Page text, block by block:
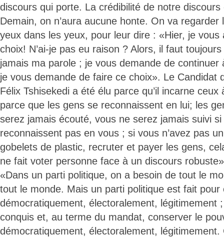
discours qui porte. La crédibilité de notre
Demain, on n’aura aucune honte. On va
yeux dans les yeux, pour leur dire : «Hier, je vous
choix! N’ai-je pas eu raison ? Alors, il faut
jamais ma parole ; je vous demande de continuer
je vous demande de faire ce choix». Le Candidat
Félix Tshisekedi a été élu parce qu’il incarne ceux
parce que les gens se reconnaissent en lui; les
serez jamais écouté, vous ne serez jamais suivi
reconnaissent pas en vous ; si vous n’avez pas
gobelets de plastic, recruter et payer les gens,
ne fait voter personne face à un discours
«Dans un parti politique, on a besoin de tout le
tout le monde. Mais un parti politique est fait pour
démocratiquement, électoralement, légitimement
conquis et, au terme du mandat, conserver le
démocratiquement, électoralement, légitimement.